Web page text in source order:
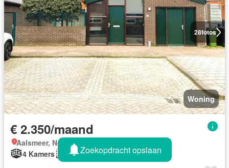
28fotos
Woning
€ 2.350/maand
Aalsmeer, Noord Holland
4 Kamers
147 m²Zoekopdracht opslaan